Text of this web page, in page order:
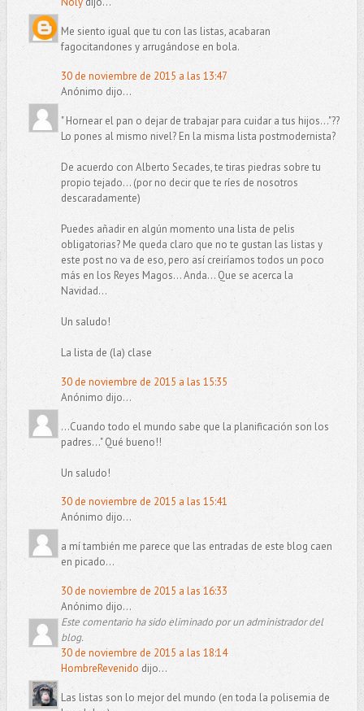
Me siento igual que tu con las listas, acabaran
fagocitandones y arrugándose en bola.
30 de noviembre de 2015 a las 13:47
Anónimo dijo...
" Hornear el pan o dejar de trabajar para cuidar a tus hijos..."??
Lo pones al mismo nivel? En la misma lista postmodernista?
De acuerdo con Alberto Secades, te tiras piedras sobre tu
propio tejado... (por no decir que te ríes de nosotros
descaradamente)
Puedes añadir en algún momento una lista de pelis
obligatorias? Me queda claro que no te gustan las listas y
este post no va de eso, pero así creiríamos todos un poco
más en los Reyes Magos... Anda... Que se acerca la
Navidad...
Un saludo!
La lista de (la) clase
30 de noviembre de 2015 a las 15:35
Anónimo dijo...
...Cuando todo el mundo sabe que la planificación son los
padres..." Qué bueno!!
Un saludo!
30 de noviembre de 2015 a las 15:41
Anónimo dijo...
a mí también me parece que las entradas de este blog caen
en picado...
30 de noviembre de 2015 a las 16:33
Anónimo dijo...
Este comentario ha sido eliminado por un administrador del
blog.
30 de noviembre de 2015 a las 18:14
HombreRevenido dijo...
Las listas son lo mejor del mundo (en toda la polisemia de